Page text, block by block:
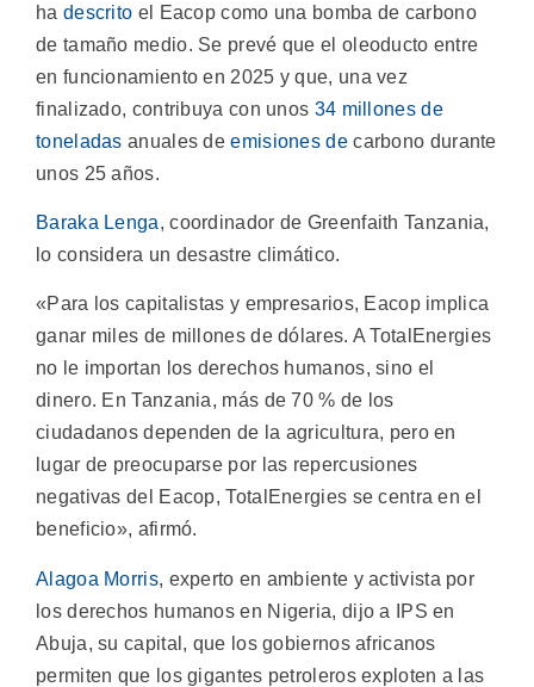
ha descrito el Eacop como una bomba de carbono
de tamaño medio. Se prevé que el oleoducto entre
en funcionamiento en 2025 y que, una vez
finalizado, contribuya con unos 34 millones de
toneladas anuales deemisiones decarbono durante
unos 25 años.
Baraka Lenga, coordinador de Greenfaith Tanzania,
lo considera un desastre climático.
«Para los capitalistas y empresarios, Eacop implica
ganar miles de millones de dólares. A TotalEnergies
no le importan los derechos humanos, sino el
dinero. En Tanzania, más de 70 % de los
ciudadanos dependen de la agricultura, pero en
lugar de preocuparse por las repercusiones
negativas del Eacop, TotalEnergies se centra en el
beneficio», afirmó.
Alagoa Morris, experto en ambiente y activista por
los derechos humanos en Nigeria, dijo a IPS en
Abuja, su capital, que los gobiernos africanos
permiten que los gigantes petroleros exploten a las